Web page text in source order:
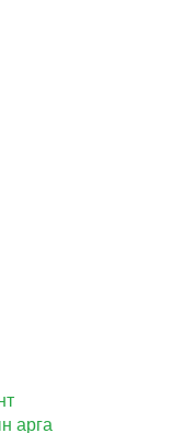
арга